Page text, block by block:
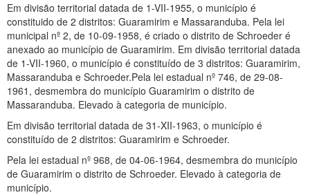
Em divisão territorial datada de 1-VII-1955, o município é
constituido de 2 distritos: Guaramirim e Massaranduba. Pela lei
municipal nº 2, de 10-09-1958, é criado o distrito de Schroeder é
anexado ao município de Guaramirim. Em divisão territorial datada
de 1-VII-1960, o município é constituído de 3 distritos: Guaramirim,
Massaranduba e Schroeder.Pela lei estadual nº 746, de 29-08-
1961, desmembra do município Guaramirim o distrito de
Massaranduba. Elevado à categoria de município.
Em divisão territorial datada de 31-XII-1963, o município é
constituído de 2 distritos: Guaramirim e Schroeder.
Pela lei estadual nº 968, de 04-06-1964, desmembra do município
de Guaramirim o distrito de Schroeder. Elevado à categoria de
município.